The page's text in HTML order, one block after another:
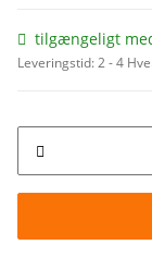
tilgængeligt
Leveringstid:2 - 4